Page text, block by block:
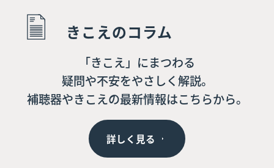
きこえのコラム
「きこえ」にまつわる
疑問や不安をやさしく解説。
補聴器やきこえの最新情報はこちらから。
詳しく見る